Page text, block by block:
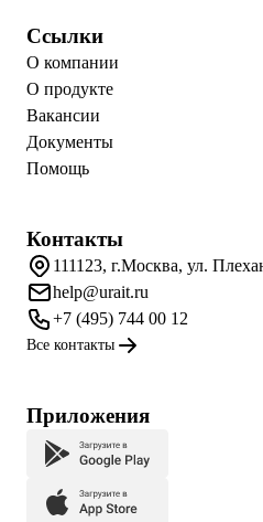
Ссылки
О компании
О продукте
Вакансии
Документы
Помощь
Контакты
111123, г.Москва, ул.
help@urait.ru
+7 (495) 744 00 12
Все контакты
Приложения